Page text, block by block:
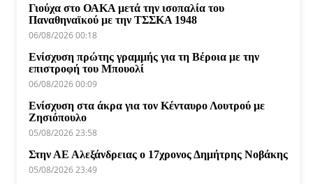
Γιούχα στο ΟΑΚΑ μετά την ισοπαλία του
Παναθηναϊκού με την ΤΣΣΚΑ 1948
06/08/2026 00:18
Ενίσχυση πρώτης γραμμής για τη Βέροια με την
επιστροφή του Μπουολί
06/08/2026 00:09
Ενίσχυση στα άκρα για τον Κένταυρο Λουτρού με
Ζησιόπουλο
05/08/2026 23:58
Στην ΑΕ Αλεξάνδρειας ο 17χρονος Δημήτρης Νοβάκης
05/08/2026 23:49